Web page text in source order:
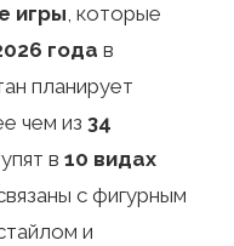
игры, которые
года в
планирует
чем из 34
в 10 видах
с фигурным
и